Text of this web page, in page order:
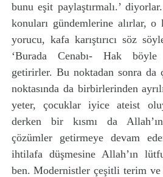
bunu eşit paylaştırmalı.’
konuları gündemlerine alırlar, o
yorucu, kafa karıştırıcı söz
‘Burada Cenabı- Hak böyle
getirirler. Bu noktadan sonra da
noktasında da birbirlerinden
yeter, çocuklar iyice ateist
derken bir kısmı da
çözümler getirmeye devam
ihtilafa düşmesine Allah’ın
ben. Modernistler çeşitli terim ve